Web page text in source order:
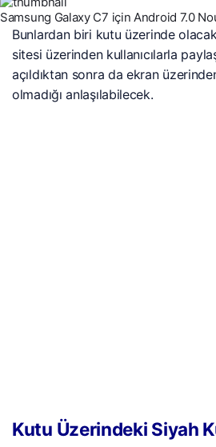
Samsung Galaxy C7 için Android 7.0
Bunlardan biri kutu üzerinde
sitesi üzerinden kullanıcılarla
açıldıktan sonra da ekran
olmadığı anlaşılabilecek.
Kutu Üzerindeki Siyah